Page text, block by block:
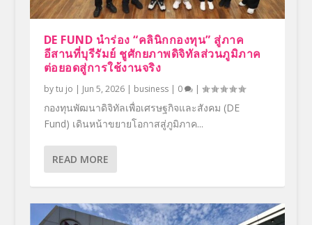
DE FUND นำร่อง “คลินิกกองทุน” สู่ภาค
อีสานที่บุรีรัมย์ ชูศักยภาพดิจิทัลส่วนภูมิภาค
ต่อยอดสู่การใช้งานจริง
bytu jo | Jun 5, 2026| business| 0 |
กองทุนพัฒนาดิจิทัลเพื่อเศรษฐกิจและสังคม (DE
Fund) เดินหน้าขยายโอกาสสู่ภูมิภาค...
READ MORE